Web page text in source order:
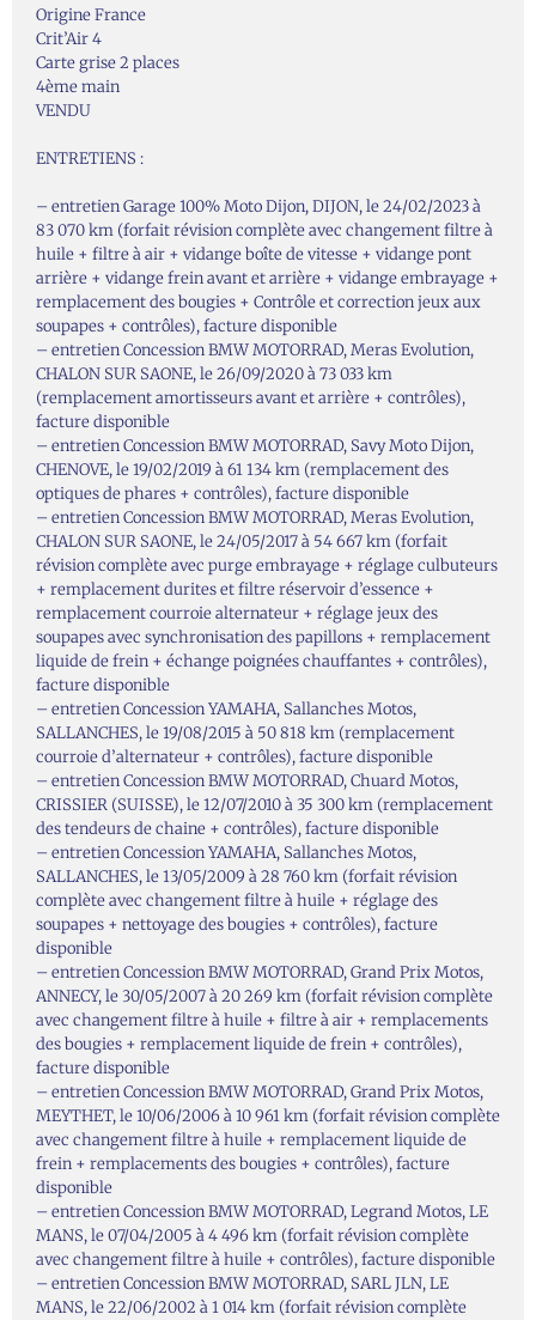
Origine France
Crit’Air 4
Carte grise 2 places
4ème main
VENDU
ENTRETIENS :
– entretien Garage 100% Moto Dijon, DIJON, le 24/02/2023 à
83 070 km (forfait révision complète avec changement filtre à
huile + filtre à air + vidange boîte de vitesse + vidange pont
arrière + vidange frein avant et arrière + vidange embrayage +
remplacement des bougies + Contrôle et correction jeux aux
soupapes + contrôles), facture disponible
– entretien Concession BMW MOTORRAD, Meras Evolution,
CHALON SUR SAONE, le 26/09/2020 à 73 033 km
(remplacement amortisseurs avant et arrière + contrôles),
facture disponible
– entretien Concession BMW MOTORRAD, Savy Moto Dijon,
CHENOVE, le 19/02/2019 à 61 134 km (remplacement des
optiques de phares + contrôles), facture disponible
– entretien Concession BMW MOTORRAD, Meras Evolution,
CHALON SUR SAONE, le 24/05/2017 à 54 667 km (forfait
révision complète avec purge embrayage + réglage culbuteurs
+ remplacement durites et filtre réservoir d’essence +
remplacement courroie alternateur + réglage jeux des
soupapes avec synchronisation des papillons + remplacement
liquide de frein + échange poignées chauffantes + contrôles),
facture disponible
– entretien Concession YAMAHA, Sallanches Motos,
SALLANCHES, le 19/08/2015 à 50 818 km (remplacement
courroie d’alternateur + contrôles), facture disponible
– entretien Concession BMW MOTORRAD, Chuard Motos,
CRISSIER (SUISSE), le 12/07/2010 à 35 300 km (remplacement
des tendeurs de chaine + contrôles), facture disponible
– entretien Concession YAMAHA, Sallanches Motos,
SALLANCHES, le 13/05/2009 à 28 760 km (forfait révision
complète avec changement filtre à huile + réglage des
soupapes + nettoyage des bougies + contrôles), facture
disponible
– entretien Concession BMW MOTORRAD, Grand Prix Motos,
ANNECY, le 30/05/2007 à 20 269 km (forfait révision complète
avec changement filtre à huile + filtre à air + remplacements
des bougies + remplacement liquide de frein + contrôles),
facture disponible
– entretien Concession BMW MOTORRAD, Grand Prix Motos,
MEYTHET, le 10/06/2006 à 10 961 km (forfait révision complète
avec changement filtre à huile + remplacement liquide de
frein + remplacements des bougies + contrôles), facture
disponible
– entretien Concession BMW MOTORRAD, Legrand Motos, LE
MANS, le 07/04/2005 à 4 496 km (forfait révision complète
avec changement filtre à huile + contrôles), facture disponible
– entretien Concession BMW MOTORRAD, SARL JLN, LE
MANS, le 22/06/2002 à 1 014 km (forfait révision complète